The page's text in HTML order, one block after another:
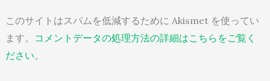
このサイトはスパムを低減するために Akismet を使ってい
ます。
コメントデータの処理方法の詳細はこちらをご覧く
ださい。